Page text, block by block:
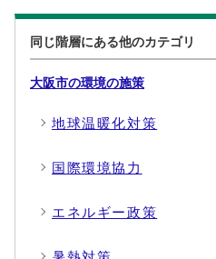
同じ階層にある他のカテゴリ
大阪市の環境の施策
地球温暖化対策
国際環境協力
エネルギー政策